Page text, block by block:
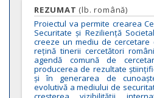
REZUMAT (lb. română)
Proiectul va permite crearea
Securitate și Reziliență
creeze un mediu de cercetare
rețină tinerii cercetători
agendă comună de
producerea de rezultate
și în generarea de
evolutivă a mediului de